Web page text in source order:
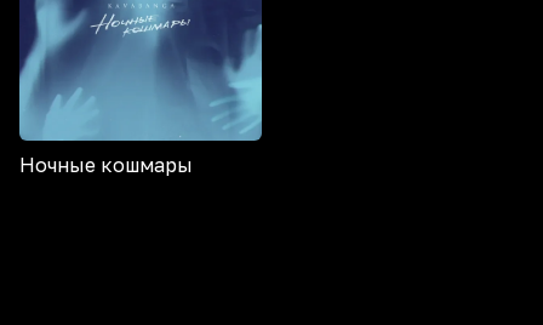
Ночные кошмары